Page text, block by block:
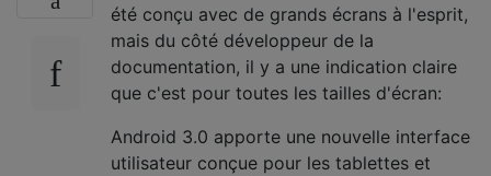
été conçu avec de grands écrans à l'esprit,
mais du côté développeur de la
documentation, il y a une indication claire
que c'est pour toutes les tailles d'écran:
Android 3.0 apporte une nouvelle interface
utilisateur conçue pour les tablettes et